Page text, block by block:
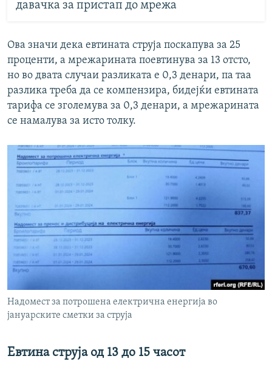
давачка за пристап до мрежа
Ова значи дека евтината струја поскапува за 25
проценти, а мрежарината поевтинува за 13 отсто,
но во двата случаи разликата е 0,3 денари, па таа
разлика треба да се компензира, бидејќи евтината
тарифа се зголемува за 0,3 денари, а мрежарината
се намалува за исто толку.
Надомест за потрошена електрична енергија во
јануарските сметки за струја
Евтина струја од 13 до 15 часот